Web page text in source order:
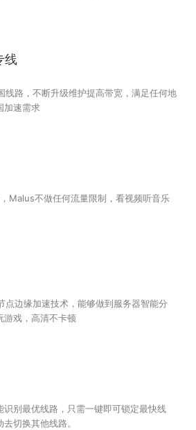
线
线路，不断升级维护提高带宽，满足任何地
加速需求
Malus不做任何流量限制，看视频听音乐
点边缘加速技术，能够做到服务器智能分
游戏，高清不卡顿
识别最优线路，只需一键即可锁定最快线
切换其他线路。